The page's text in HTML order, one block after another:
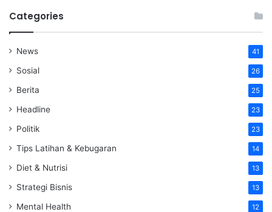
Categories
News 41
Sosial 26
Berita 25
Headline 23
Politik 23
Tips Latihan & Kebugaran 14
Diet & Nutrisi 13
Strategi Bisnis 13
Mental Health 12